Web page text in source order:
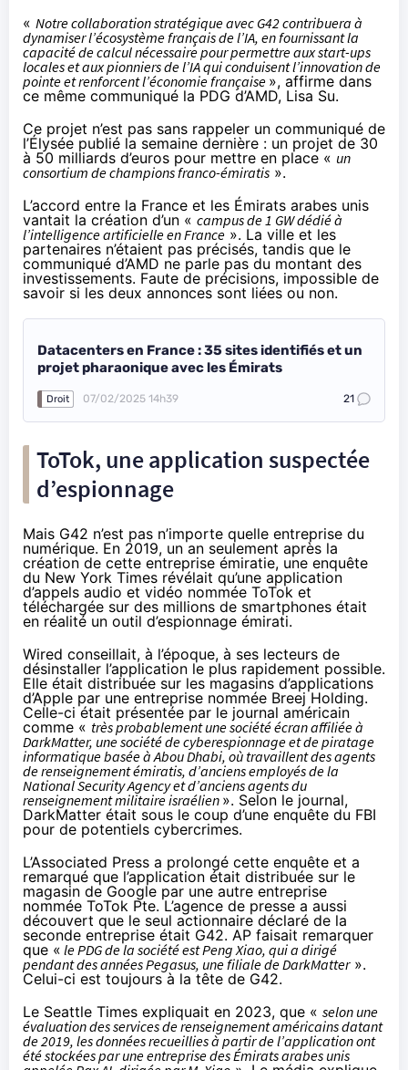
« Notre collaboration stratégique avec G42 contribuera à
dynamiser l’écosystème français de l’IA, en fournissant la
capacité de calcul nécessaire pour permettre aux start-ups
locales et aux pionniers de l’IA qui conduisent l’innovation de
pointe et renforcent l’économie française », affirme dans
ce même communiqué la PDG d’AMD, Lisa Su.
Ce projet n’est pas sans rappeler un communiqué de
l’Élysée publié la semaine dernière : un projet de 30
à 50 milliards d’euros pour mettre en place « un
consortium de champions franco-émiratis ».
L’accord entre la France et les Émirats arabes unis
vantait la création d’un « campus de 1 GW dédié à
l’intelligence artificielle en France ». La ville et les
partenaires n’étaient pas précisés, tandis que le
communiqué d’AMD ne parle pas du montant des
investissements. Faute de précisions, impossible de
savoir si les deux annonces sont liées ou non.
Datacenters en France : 35 sites identifiés et un
projet pharaonique avec les Émirats
Droit 07/02/2025 14h39 21
ToTok, une application suspectée
d’espionnage
Mais G42 n’est pas n’importe quelle entreprise du
numérique. En 2019, un an seulement après la
création de cette entreprise émiratie, une enquête
du New York Times révélait qu’une application
d’appels audio et vidéo nommée ToTok et
téléchargée sur des millions de smartphones était
en réalité un outil d’espionnage émirati.
Wired conseillait, à l’époque, à ses lecteurs de
désinstaller l’application le plus rapidement possible.
Elle était distribuée sur les magasins d’applications
d’Apple par une entreprise nommée Breej Holding.
Celle-ci était présentée par le journal américain
comme « très probablement une société écran affiliée à
DarkMatter, une société de cyberespionnage et de piratage
informatique basée à Abou Dhabi, où travaillent des agents
de renseignement émiratis, d’anciens employés de la
National Security Agency et d’anciens agents du
renseignement militaire israélien ». Selon le journal,
DarkMatter était sous le coup d’une enquête du FBI
pour de potentiels cybercrimes.
L’Associated Press a prolongé cette enquête et a
remarqué que l’application était distribuée sur le
magasin de Google par une autre entreprise
nommée ToTok Pte. L’agence de presse a aussi
découvert que le seul actionnaire déclaré de la
seconde entreprise était G42. AP faisait remarquer
que « le PDG de la société est Peng Xiao, qui a dirigé
pendant des années Pegasus, une filiale de DarkMatter».
Celui-ci est toujoursà la tête de G42.
Le Seattle Times expliquait en 2023, que « selon une
évaluation des services de renseignement américains datant
de 2019, les données recueillies à partir de l’application ont
été stockées par une entreprise des Émirats arabes unis